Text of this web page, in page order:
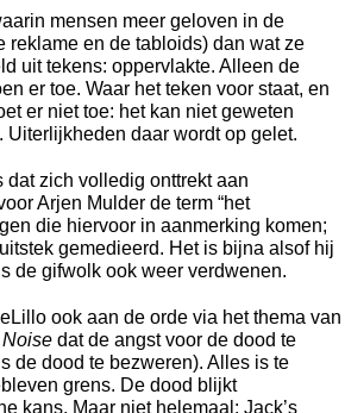
mensen meer geloven in de
reklame en de tabloids) dan wat ze
uit tekens: oppervlakte. Alleen de
er toe. Waar het teken voor staat, en
er niet toe: het kan niet geweten
daar wordt op gelet.
dat zich volledig onttrekt aan
Arjen Mulder de term “het
die hiervoor in aanmerking komen;
gemedieerd. Het is bijna alsof hij
de gifwolk ook weer verdwenen.
ook aan de orde via het thema van
dat de angst voor de dood te
de dood te bezweren). Alles is te
grens. De dood blijkt
kans. Maar niet helemaal: Jack’s